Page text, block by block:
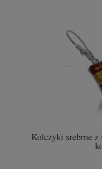
Kolczyki srebrne z